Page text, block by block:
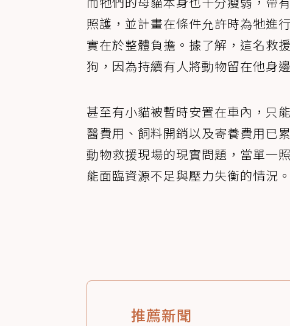
照護，並計畫在條件允許時為牠進
實在於整體負擔。據了解，這名救
狗，因為持續有人將動物留在他身
甚至有小貓被暫時安置在車內，只
醫費用、飼料開銷以及寄養費用已
動物救援現場的現實問題，當單一
能面臨資源不足與壓力失衡的情況。
推薦新聞